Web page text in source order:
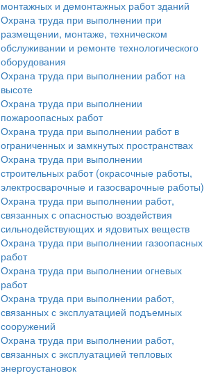
монтажных и демонтажных работ зданий
Охрана труда при выполнении при
размещении, монтаже, техническом
обслуживании и ремонте технологического
оборудования
Охрана труда при выполнении работ на
высоте
Охрана труда при выполнении
пожароопасных работ
Охрана труда при выполнении работ в
ограниченных и замкнутых пространствах
Охрана труда при выполнении
строительных работ (окрасочные работы,
электросварочные и газосварочные работы)
Охрана труда при выполнении работ,
связанных с опасностью воздействия
сильнодействующих и ядовитых веществ
Охрана труда при выполнении газоопасных
работ
Охрана труда при выполнении огневых
работ
Охрана труда при выполнении работ,
связанных с эксплуатацией подъемных
сооружений
Охрана труда при выполнении работ,
связанных с эксплуатацией тепловых
энергоустановок